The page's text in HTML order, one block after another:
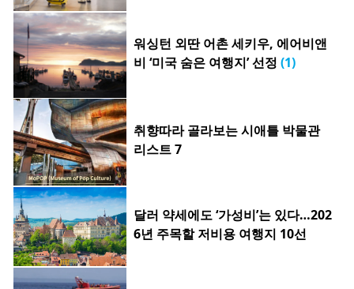
워싱턴 외딴 어촌 세키우, 에어비앤
비 ‘미국 숨은 여행지’ 선정 (1)
취향따라 골라보는 시애틀 박물관
리스트 7
달러 약세에도 ‘가성비’는 있다…202
6년 주목할 저비용 여행지 10선